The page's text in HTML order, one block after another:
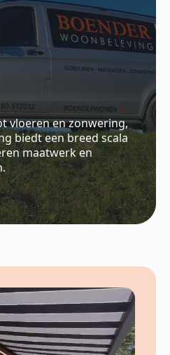
vloeren en zonwering,
biedt een breed scala
maatwerk en